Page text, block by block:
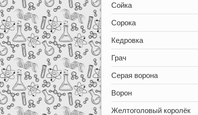
Сойка
Сорока
Кедровка
Грач
Серая ворона
Ворон
Желтоголовый королёк